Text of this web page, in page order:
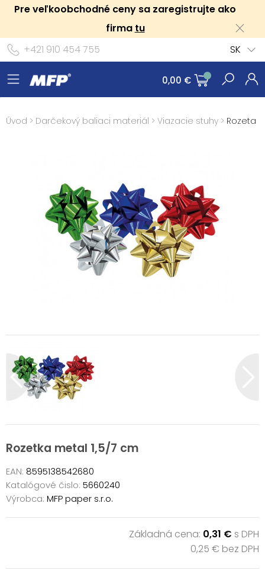
Pre veľkoobchodné ceny sa zaregistrujte ako
firma tu
+421 910 454 755
SK
0,00 €
Úvod > Darčekový baliaci materiál > Viazacie stuhy > Rozeta
Rozetka metal 1,5/7 cm
EAN: 8595138542680
Katalógové čislo: 5660240
Výrobca: MFP paper s.r.o.
Základná cena: 0,31 € s DPH
0,25 € bez DPH